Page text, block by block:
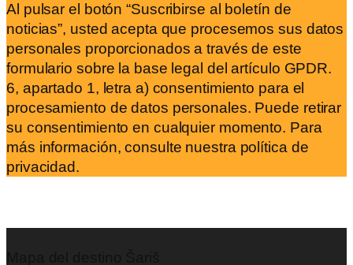
Al pulsar el botón “Suscribirse al boletín de
noticias”, usted acepta que procesemos sus datos
personales proporcionados a través de este
formulario sobre la base legal del artículo GPDR.
6, apartado 1, letra a) consentimiento para el
procesamiento de datos personales. Puede retirar
su consentimiento en cualquier momento. Para
más información, consulte nuestra política de
privacidad.